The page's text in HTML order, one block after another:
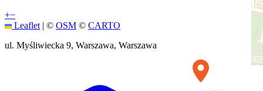
+−
Leaflet | © OSM © CARTO
ul. Myśliwiecka 9, Warszawa, Warszawa